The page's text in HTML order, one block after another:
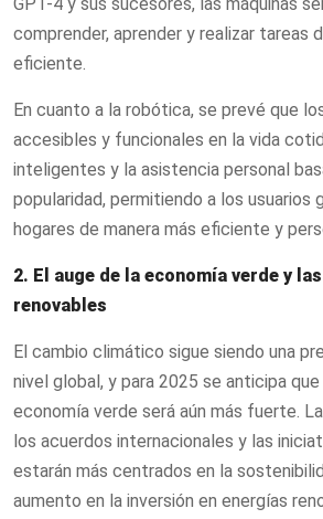
GPT-4 y sus sucesores, las máquinas
comprender, aprender y realizar tareas
eficiente.
En cuanto a la robótica, se prevé que
accesibles y funcionales en la vida
inteligentes y la asistencia personal
popularidad, permitiendo a los usuarios
hogares de manera más eficiente y
2. El auge de la economía verde y
renovables
El cambio climático sigue siendo una
nivel global, y para 2025 se anticipa
economía verde será aún más fuerte.
los acuerdos internacionales y las
estarán más centrados en la
aumento en la inversión en energías